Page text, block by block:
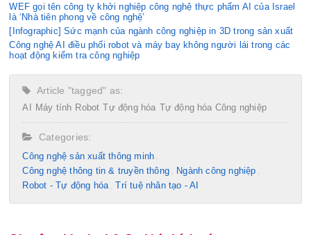
WEF gọi tên công ty khởi nghiệp công nghệ thực phẩm AI của Israel
là ‘Nhà tiên phong về công nghệ’
[Infographic] Sức mạnh của ngành công nghiệp in 3D trong sản xuất
Công nghệ AI điều phối robot và máy bay không người lái trong các
hoạt động kiểm tra công nghiệp
Article "tagged" as:
AI Máy tính Robot Tự động hóa Tự động hóa Công nghiệp
Categories:
Công nghệ sản xuất thông minh
Công nghệ thông tin & truyền thông
Ngành công nghiệp
Robot - Tự động hóa
Trí tuệ nhân tạo - AI